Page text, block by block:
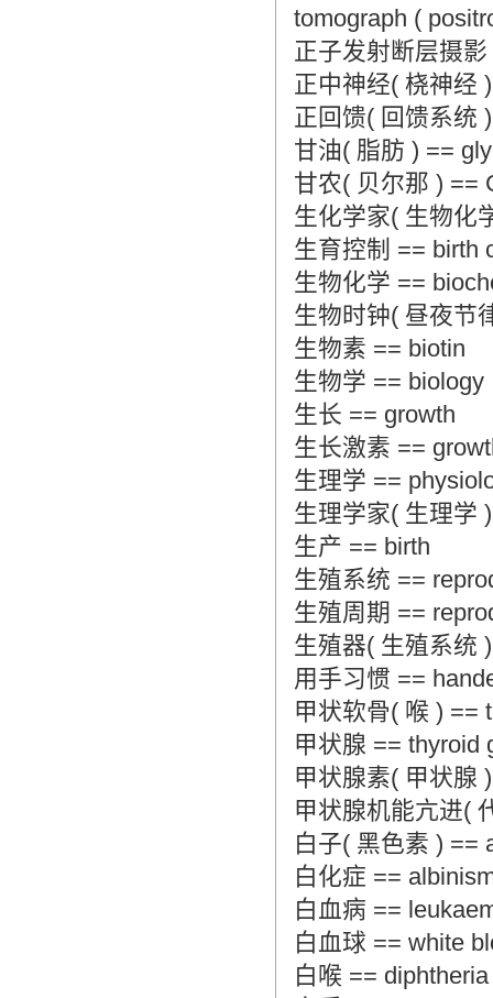
tomograph (
正子发射断层摄
正中神经( 桡神经
正回馈( 回馈系统
甘油( 脂肪 ) ==
甘农( 贝尔那 ) ==
生化学家( 生物化
生育控制 == birth
生物化学 ==
生物时钟( 昼夜节
生物素 == biotin
生物学 == biology
生长 == growth
生长激素 ==
生理学 ==
生理学家( 生理学
生产 == birth
生殖系统 ==
生殖周期 ==
生殖器( 生殖系统
用手习惯 ==
甲状软骨( 喉 ) ==
甲状腺 == thyroid
甲状腺素( 甲状腺
甲状腺机能亢进(
白子( 黑色素 ) ==
白化症 ==
白血病 ==
白血球 == white
白喉 == diphtheria